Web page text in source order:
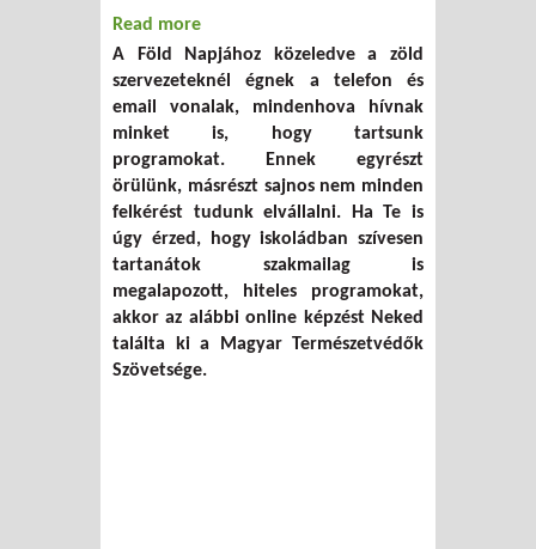
Read more
témahétre - online képzés
A Föld Napjához közeledve a zöld
szervezeteknél égnek a telefon és
email vonalak, mindenhova hívnak
minket is, hogy tartsunk
programokat. Ennek egyrészt
örülünk, másrészt sajnos nem minden
felkérést tudunk elvállalni. Ha Te is
úgy érzed, hogy iskoládban szívesen
tartanátok szakmailag is
megalapozott, hiteles programokat,
akkor az alábbi online képzést Neked
találta ki a Magyar Természetvédők
Szövetsége.